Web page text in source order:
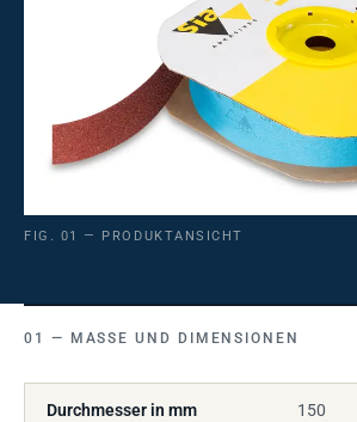
FIG. 01 — PRODUKTANSICHT
MASSE UND DIMENSIONEN
Durchmesser in mm 150